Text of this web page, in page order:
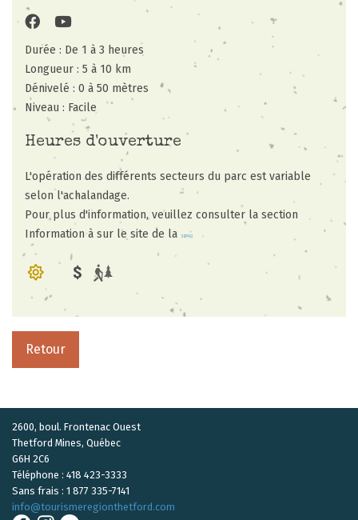
Durée : De 1 à 3 heures
Longueur : 5 à 10 km
Dénivelé : 0 à 50 mètres
Niveau : Facile
Heures d'ouverture
L'opération des différents secteurs du parc est variable
selon l'achalandage.
Pour plus d'information, veuillez consulter la section
Information à sur le site de la
SEPAQ
Retour
2600, boul. Frontenac Ouest
Thetford Mines, Québec
G6H 2C6
Téléphone : 418 423-3333
Sans frais : 1 877 335-7141
info@tourismeregionthetford.com